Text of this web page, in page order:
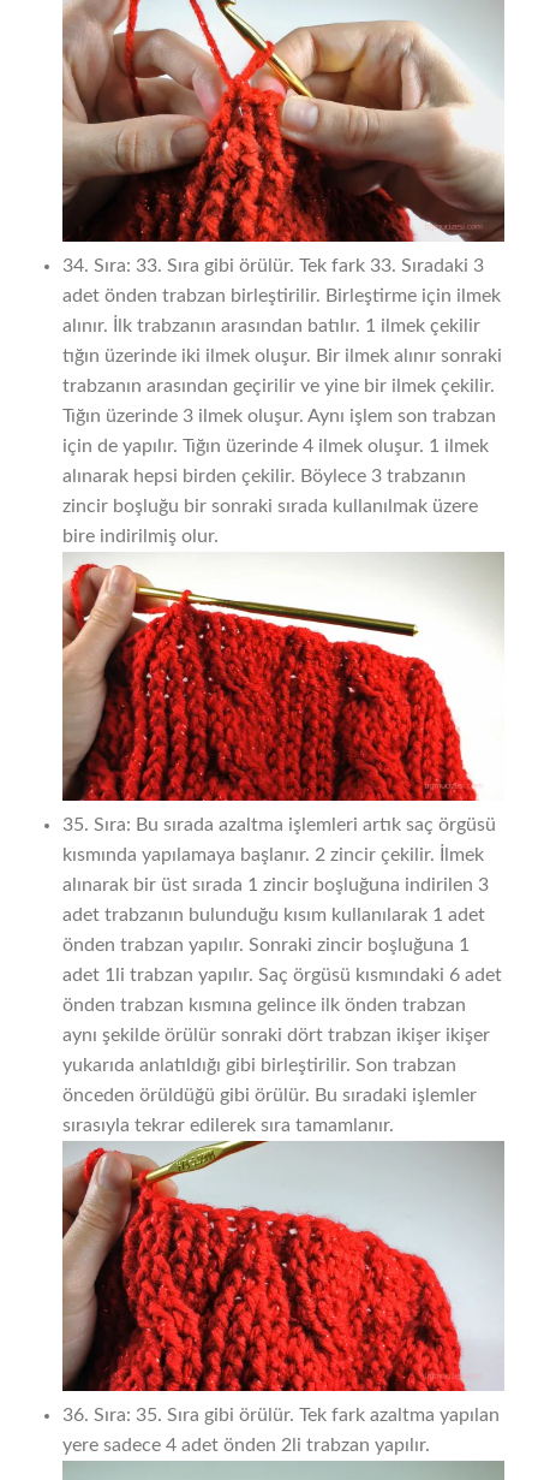
34. Sıra: 33. Sıra gibi örülür. Tek fark 33. Sıradaki 3
adet önden trabzan birleştirilir. Birleştirme için ilmek
alınır. İlk trabzanın arasından batılır. 1 ilmek çekilir
tığın üzerinde iki ilmek oluşur. Bir ilmek alınır sonraki
trabzanın arasından geçirilir ve yine bir ilmek çekilir.
Tığın üzerinde 3 ilmek oluşur. Aynı işlem son trabzan
için de yapılır. Tığın üzerinde 4 ilmek oluşur. 1 ilmek
alınarak hepsi birden çekilir. Böylece 3 trabzanın
zincir boşluğu bir sonraki sırada kullanılmak üzere
bire indirilmiş olur.
35. Sıra: Bu sırada azaltma işlemleri artık saç örgüsü
kısmında yapılamaya başlanır. 2 zincir çekilir. İlmek
alınarak bir üst sırada 1 zincir boşluğuna indirilen 3
adet trabzanın bulunduğu kısım kullanılarak 1 adet
önden trabzan yapılır. Sonraki zincir boşluğuna 1
adet 1li trabzan yapılır. Saç örgüsü kısmındaki 6 adet
önden trabzan kısmına gelince ilk önden trabzan
aynı şekilde örülür sonraki dört trabzan ikişer ikişer
yukarıda anlatıldığı gibi birleştirilir. Son trabzan
önceden örüldüğü gibi örülür. Bu sıradaki işlemler
sırasıyla tekrar edilerek sıra tamamlanır.
36. Sıra: 35. Sıra gibi örülür. Tek fark azaltma yapılan
yere sadece 4 adet önden 2li trabzan yapılır.